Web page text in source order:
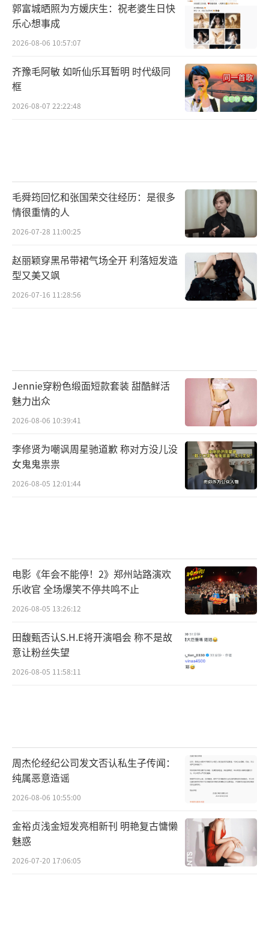
郭富城晒照为方媛庆生：祝老婆生日快
乐心想事成
2026-08-06 10:57:07
齐豫毛阿敏 如听仙乐耳暂明 时代级同
框
2026-08-07 22:22:48
毛舜筠回忆和张国荣交往经历：是很多
情很重情的人
2026-07-28 11:00:25
赵丽颖穿黑吊带裙气场全开 利落短发造
型又美又飒
2026-07-16 11:28:56
Jennie穿粉色缎面短款套装 甜酷鲜活
魅力出众
2026-08-06 10:39:41
李修贤为嘲讽周星驰道歉 称对方没儿没
女鬼鬼祟祟
2026-08-05 12:01:44
电影《年会不能停！2》郑州站路演欢
乐收官 全场爆笑不停共鸣不止
2026-08-05 13:26:12
田馥甄否认S.H.E将开演唱会 称不是故
意让粉丝失望
2026-08-05 11:58:11
周杰伦经纪公司发文否认私生子传闻：
纯属恶意造谣
2026-08-06 10:55:00
金裕贞浅金短发亮相新刊 明艳复古慵懒
魅惑
2026-07-20 17:06:05